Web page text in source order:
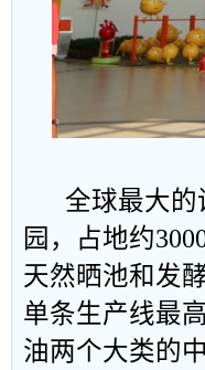
全球最大
园，占地约
天然晒池和发
单条生产线最
油两个大类的